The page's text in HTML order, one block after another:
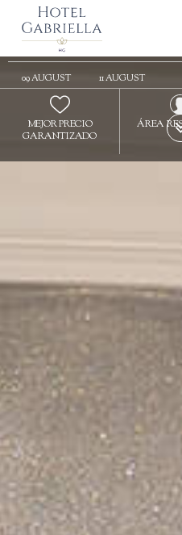
LAS VENTAJAS DE
MEJOR PRECIO
GARANTIZADO
ÁREA